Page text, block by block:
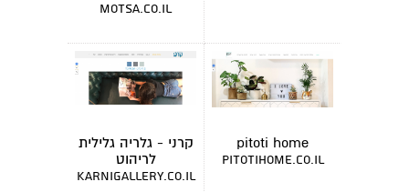
motsa.co.il
pitoti home
pitotihome.co.il
קרני - גלריה גלילית
לריהוט
karnigallery.co.il